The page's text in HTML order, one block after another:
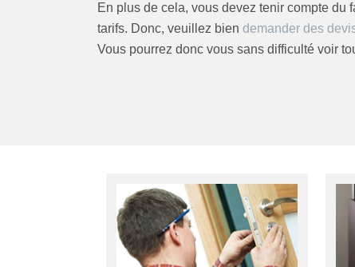
En plus de cela, vous devez tenir compte
tarifs. Donc, veuillez bien demander des
Vous pourrez donc vous sans difficulté voir